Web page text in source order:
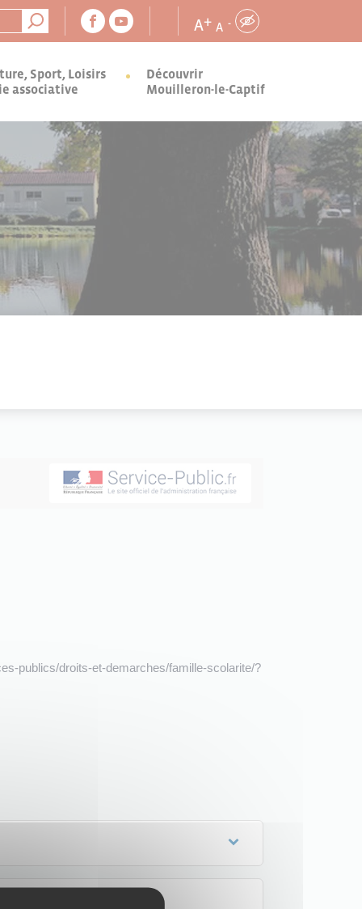
A+ A -
Sport, Loisirs
associative
Découvrir
Mouilleron-le-Captif
publics/droits-et-demarches/famille-scolarite/?